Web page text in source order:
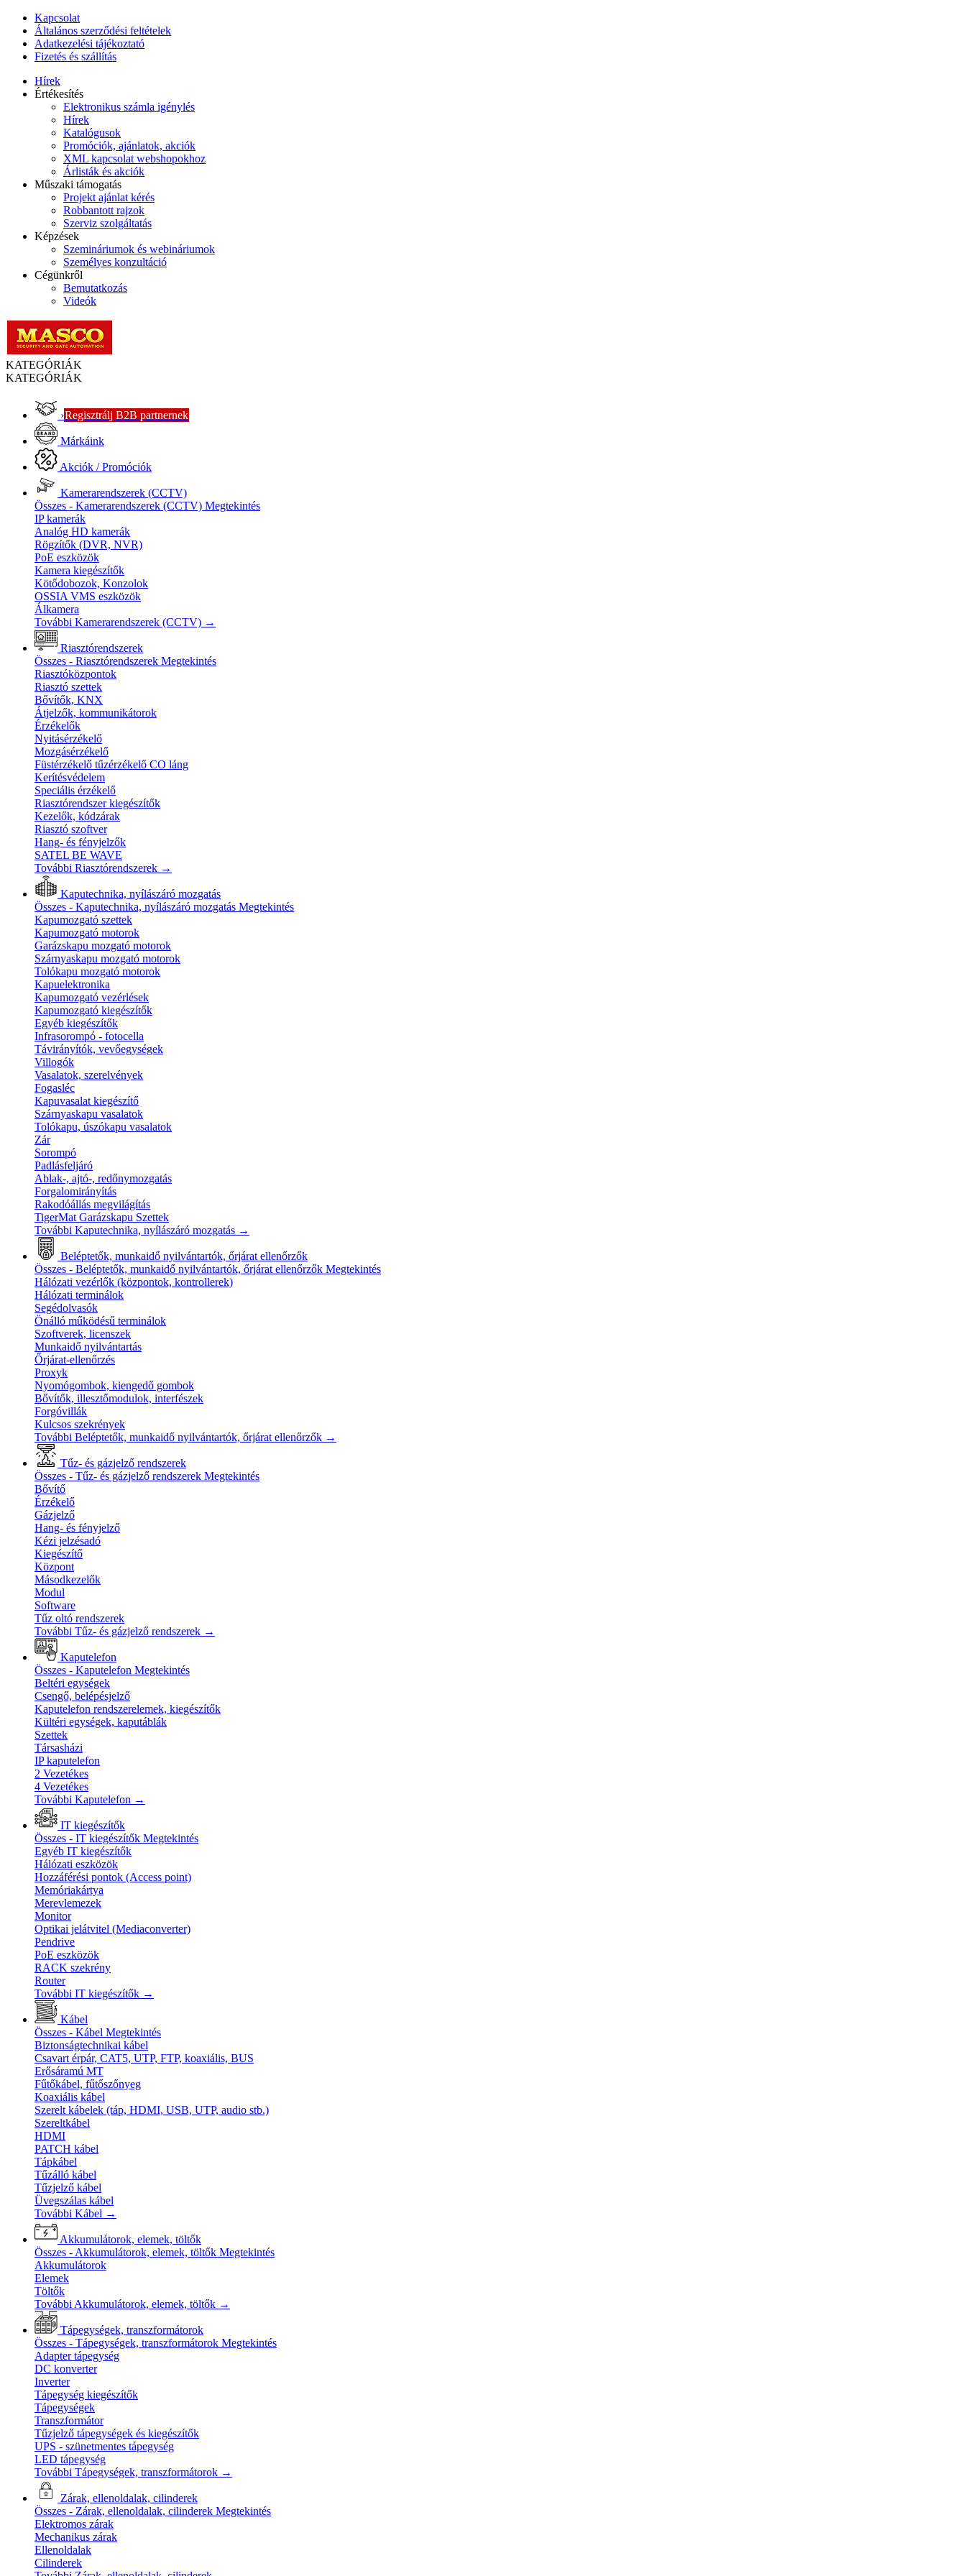
Kapcsolat
Általános szerződési feltételek
Adatkezelési tájékoztató
Fizetés és szállítás
Hírek
Értékesítés
Elektronikus számla igénylés
Hírek
Katalógusok
Promóciók, ajánlatok, akciók
XML kapcsolat webshopokhoz
Árlisták és akciók
Műszaki támogatás
Projekt ajánlat kérés
Robbantott rajzok
Szerviz szolgáltatás
Képzések
Szemináriumok és webináriumok
Személyes konzultáció
Cégünkről
Bemutatkozás
Videók
KATEGÓRIÁK
KATEGÓRIÁK
›Regisztrálj B2B partnernek
Márkáink
Akciók / Promóciók
Kamerarendszerek (CCTV)
Összes - Kamerarendszerek (CCTV) Megtekintés
IP kamerák
Analóg HD kamerák
Rögzítők (DVR, NVR)
PoE eszközök
Kamera kiegészítők
Kötődobozok, Konzolok
OSSIA VMS eszközök
Álkamera
További Kamerarendszerek (CCTV) →
Riasztórendszerek
Összes - Riasztórendszerek Megtekintés
Riasztóközpontok
Riasztó szettek
Bővítők, KNX
Átjelzők, kommunikátorok
Érzékelők
Nyitásérzékelő
Mozgásérzékelő
Füstérzékelő tűzérzékelő CO láng
Kerítésvédelem
Speciális érzékelő
Riasztórendszer kiegészítők
Kezelők, kódzárak
Riasztó szoftver
Hang- és fényjelzők
SATEL BE WAVE
További Riasztórendszerek →
Kaputechnika, nyílászáró mozgatás
Összes - Kaputechnika, nyílászáró mozgatás Megtekintés
Kapumozgató szettek
Kapumozgató motorok
Garázskapu mozgató motorok
Szárnyaskapu mozgató motorok
Tolókapu mozgató motorok
Kapuelektronika
Kapumozgató vezérlések
Kapumozgató kiegészítők
Egyéb kiegészítők
Infrasorompó - fotocella
Távirányítók, vevőegységek
Villogók
Vasalatok, szerelvények
Fogasléc
Kapuvasalat kiegészítő
Szárnyaskapu vasalatok
Tolókapu, úszókapu vasalatok
Zár
Sorompó
Padlásfeljáró
Ablak-, ajtó-, redőnymozgatás
Forgalomirányítás
Rakodóállás megvilágítás
TigerMat Garázskapu Szettek
További Kaputechnika, nyílászáró mozgatás →
Beléptetők, munkaidő nyilvántartók, őrjárat ellenőrzők
Összes - Beléptetők, munkaidő nyilvántartók, őrjárat ellenőrzők Megtekintés
Hálózati vezérlők (központok, kontrollerek)
Hálózati terminálok
Segédolvasók
Önálló működésű terminálok
Szoftverek, licenszek
Munkaidő nyilvántartás
Őrjárat-ellenőrzés
Proxyk
Nyomógombok, kiengedő gombok
Bővítők, illesztőmodulok, interfészek
Forgóvillák
Kulcsos szekrények
További Beléptetők, munkaidő nyilvántartók, őrjárat ellenőrzők →
Tűz- és gázjelző rendszerek
Összes - Tűz- és gázjelző rendszerek Megtekintés
Bővítő
Érzékelő
Gázjelző
Hang- és fényjelző
Kézi jelzésadó
Kiegészítő
Központ
Másodkezelők
Modul
Software
Tűz oltó rendszerek
További Tűz- és gázjelző rendszerek →
Kaputelefon
Összes - Kaputelefon Megtekintés
Beltéri egységek
Csengő, belépésjelző
Kaputelefon rendszerelemek, kiegészítők
Kültéri egységek, kaputáblák
Szettek
Társasházi
IP kaputelefon
2 Vezetékes
4 Vezetékes
További Kaputelefon →
IT kiegészítők
Összes - IT kiegészítők Megtekintés
Egyéb IT kiegészítők
Hálózati eszközök
Hozzáférési pontok (Access point)
Memóriakártya
Merevlemezek
Monitor
Optikai jelátvitel (Mediaconverter)
Pendrive
PoE eszközök
RACK szekrény
Router
További IT kiegészítők →
Kábel
Összes - Kábel Megtekintés
Biztonságtechnikai kábel
Csavart érpár, CAT5, UTP, FTP, koaxiális, BUS
Erősáramú MT
Fűtőkábel, fűtőszőnyeg
Koaxiális kábel
Szerelt kábelek (táp, HDMI, USB, UTP, audio stb.)
Szereltkábel
HDMI
PATCH kábel
Tápkábel
Tűzálló kábel
Tűzjelző kábel
Üvegszálas kábel
További Kábel →
Akkumulátorok, elemek, töltők
Összes - Akkumulátorok, elemek, töltők Megtekintés
Akkumulátorok
Elemek
Töltők
További Akkumulátorok, elemek, töltők →
Tápegységek, transzformátorok
Összes - Tápegységek, transzformátorok Megtekintés
Adapter tápegység
DC konverter
Inverter
Tápegység kiegészítők
Tápegységek
Transzformátor
Tűzjelző tápegységek és kiegészítők
UPS - szünetmentes tápegység
LED tápegység
További Tápegységek, transzformátorok →
Zárak, ellenoldalak, cilinderek
Összes - Zárak, ellenoldalak, cilinderek Megtekintés
Elektromos zárak
Mechanikus zárak
Ellenoldalak
Cilinderek